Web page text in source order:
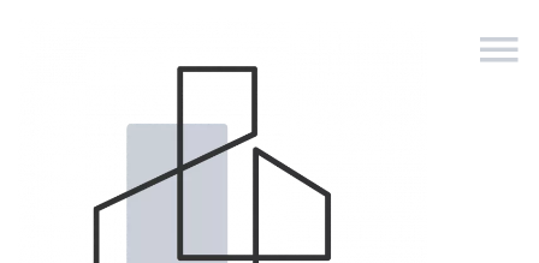
NOS PARTENAIRES